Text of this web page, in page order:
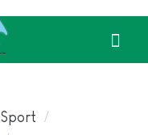
Sport